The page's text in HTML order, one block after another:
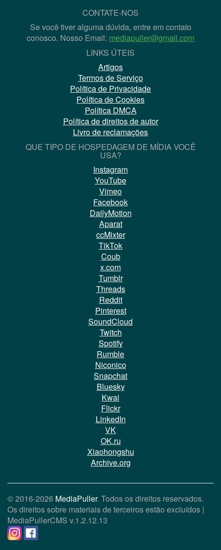
CONTATE-NOS
Se você tiver alguma dúvida, entre em contato
conosco. Nosso Email: mediapuller@gmail.com
LINKS ÚTEIS
Artigos
Termos de Serviço
Política de Privacidade
Política de Cookies
Política DMCA
Política de direitos de autor
Livro de reclamações
QUE TIPO DE HOSPEDAGEM DE MÍDIA VOCÊ
USA?
Instagram
YouTube
Vimeo
Facebook
DailyMotion
Aparat
ccMixter
TikTok
Coub
x.com
Tumblr
Threads
Reddit
Pinterest
SoundCloud
Twitch
Spotify
Rumble
Niconico
Snapchat
Bluesky
Kwai
Flickr
LinkedIn
VK
OK.ru
Xiaohongshu
Archive.org
© 2016-2026 MediaPuller. Todos os direitos reservados.
Os direitos sobre materiais de terceiros estão excluídos |
MediaPullerCMS v.1.2.12.13